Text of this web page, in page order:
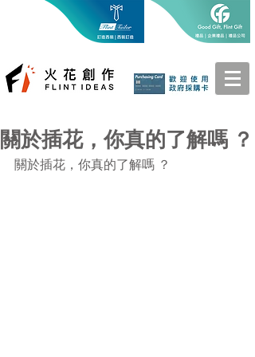
關於插花，你真的了解嗎 ？
關於插花，你真的了解嗎 ？